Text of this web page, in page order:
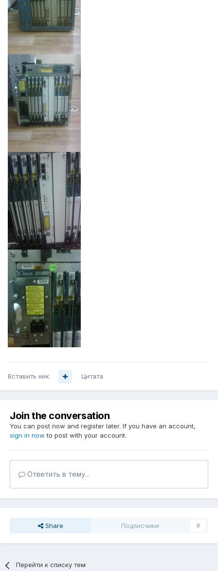
Вставить ник Цитата
Join the conversation
You can post now and register later. If you have an account,
sign in now to post with your account.
Ответить в тему...
Share Подписчики 0
Перейти к списку тем